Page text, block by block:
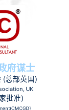
府谋士
(总部英国)
UK
批准)